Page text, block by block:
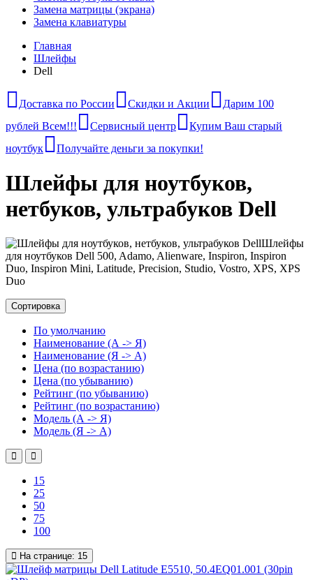
Замена матрицы (экрана)
Замена клавиатуры
Главная
Шлейфы
Dell
Доставка по России Скидки и Акции
Дарим 100
рублей Всем!!!
Сервисный центр
Купим Ваш старый
ноутбук
Получайте деньги за покупки!
Шлейфы для ноутбуков,
нетбуков, ультрабуков Dell
Шлейфы
для ноутбуков Dell 500, Adamo, Alienware, Inspiron, Inspiron
Duo, Inspiron Mini, Latitude, Precision, Studio, Vostro, XPS, XPS
Duo
Сортировка
По умолчанию
Наименование (А -> Я)
Наименование (Я -> А)
Цена (по возрастанию)
Цена (по убыванию)
Рейтинг (по убыванию)
Рейтинг (по возрастанию)
Модель (А -> Я)
Модель (Я -> А)
15
25
50
75
100
На странице: 15